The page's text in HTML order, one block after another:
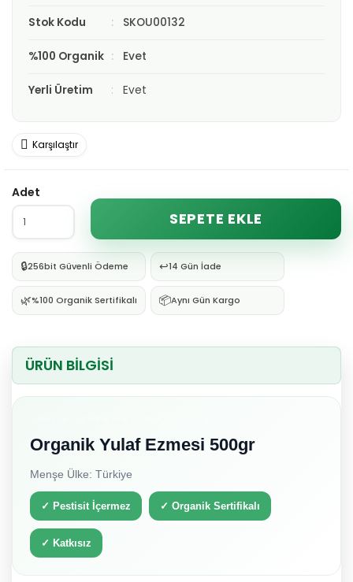
Stok Kodu SKOU00132
%100 Organik Evet
Yerli Üretim Evet
Karşılaştır
Adet
SEPETE EKLE
🔒256bit Güvenli Ödeme ↩️14 Gün İade
🌿%100 Organik Sertifikalı 📦Aynı Gün Kargo
ÜRÜN BİLGİSİ
Organik Yulaf Ezmesi 500gr
Menşe Ülke: Türkiye
✓ Pestisit İçermez ✓ Organik Sertifikalı
✓ Katkısız